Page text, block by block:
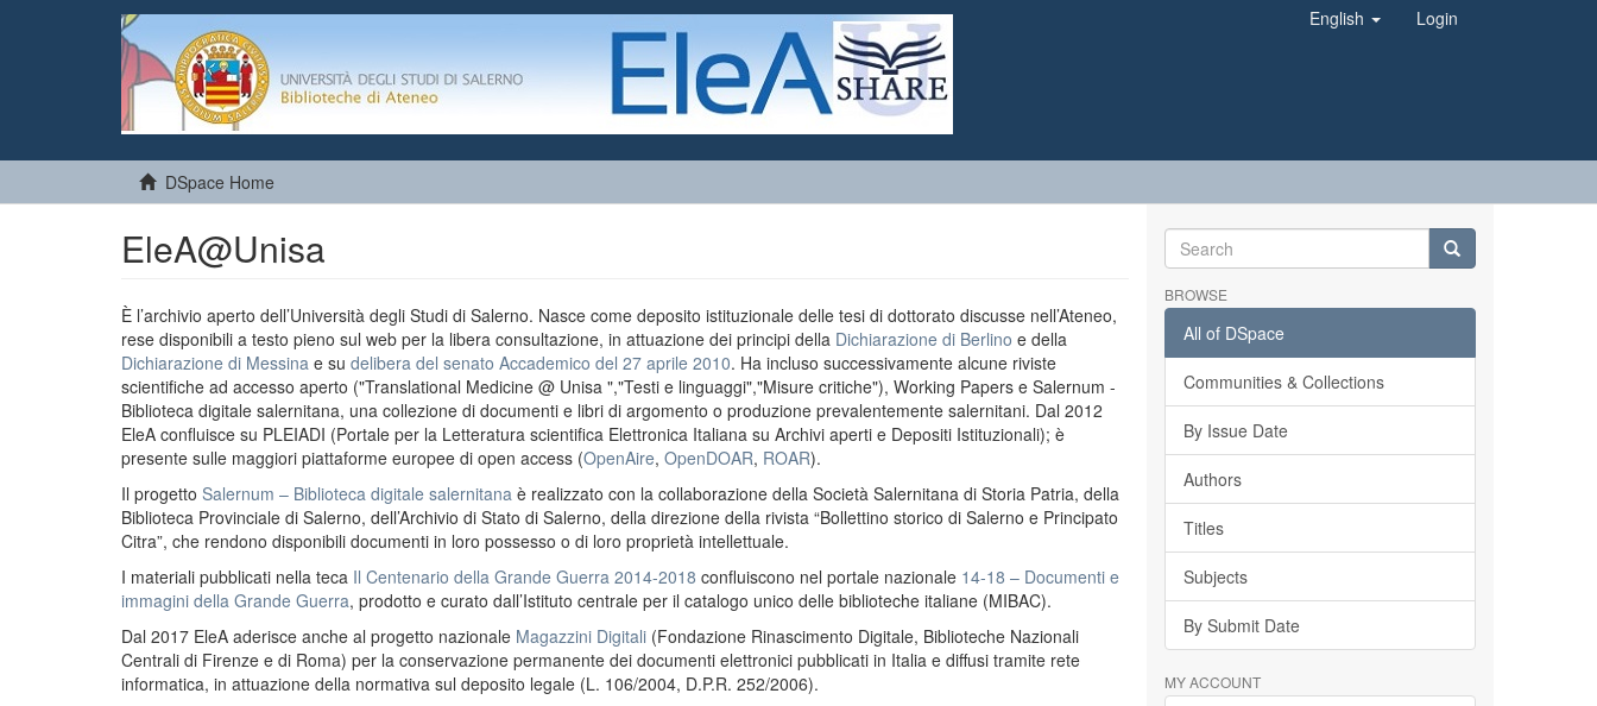
English Login
DSpace Home
EleA@Unisa
È l’archivio aperto dell’Università degli Studi di Salerno. Nasce come deposito istituzionale delle tesi di dottorato discusse nell’Ateneo,
rese disponibili a testo pieno sul web per la libera consultazione, in attuazione dei principi della Dichiarazione di Berlino e della
Dichiarazione di Messina e su delibera del senato Accademico del 27 aprile 2010. Ha incluso successivamente alcune riviste
scientifiche ad accesso aperto ("Translational Medicine @ Unisa ","Testi e linguaggi","Misure critiche"), Working Papers e Salernum -
Biblioteca digitale salernitana, una collezione di documenti e libri di argomento o produzione prevalentemente salernitani. Dal 2012
EleA confluisce su PLEIADI (Portale per la Letteratura scientifica Elettronica Italiana su Archivi aperti e Depositi Istituzionali); è
presente sulle maggiori piattaforme europee di open access (OpenAire, OpenDOAR, ROAR).
Il progetto Salernum – Biblioteca digitale salernitana è realizzato con la collaborazione della Società Salernitana di Storia Patria, della
Biblioteca Provinciale di Salerno, dell’Archivio di Stato di Salerno, della direzione della rivista “Bollettino storico di Salerno e Principato
Citra”, che rendono disponibili documenti in loro possesso o di loro proprietà intellettuale.
I materiali pubblicati nella teca Il Centenario della Grande Guerra 2014-2018 confluiscono nel portale nazionale 14-18 – Documenti e
immagini della Grande Guerra, prodotto e curato dall’Istituto centrale per il catalogo unico delle biblioteche italiane (MIBAC).
Dal 2017 EleA aderisce anche al progetto nazionale Magazzini Digitali (Fondazione Rinascimento Digitale, Biblioteche Nazionali
Centrali di Firenze e di Roma) per la conservazione permanente dei documenti elettronici pubblicati in Italia e diffusi tramite rete
informatica, in attuazione della normativa sul deposito legale (L. 106/2004, D.P.R. 252/2006).
BROWSE
All of DSpace
Communities & Collections
By Issue Date
Authors
Titles
Subjects
By Submit Date
MY ACCOUNT